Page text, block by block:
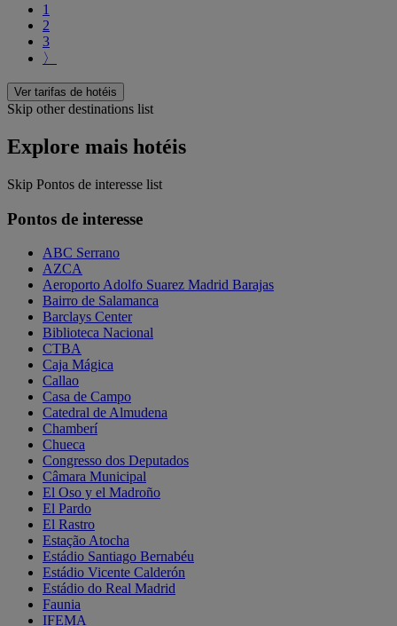
1
2
3
〉
Ver tarifas de hotéis
Skip other destinations list
Explore mais hotéis
Skip Pontos de interesse list
Pontos de interesse
ABC Serrano
AZCA
Aeroporto Adolfo Suarez Madrid Barajas
Bairro de Salamanca
Barclays Center
Biblioteca Nacional
CTBA
Caja Mágica
Callao
Casa de Campo
Catedral de Almudena
Chamberí
Chueca
Congresso dos Deputados
Câmara Municipal
El Oso y el Madroño
El Pardo
El Rastro
Estação Atocha
Estádio Santiago Bernabéu
Estádio Vicente Calderón
Estádio do Real Madrid
Faunia
IFEMA